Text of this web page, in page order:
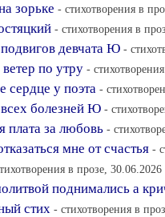
зорьке - стихотворения в
- стихотворения в
девчата Ю -
по утру -
сердце у поэта -
болезней Ю -
плата за любовь -
мне от счастья -
в прозе, 30.06.2026
поднимались а
стих - стихотворения в